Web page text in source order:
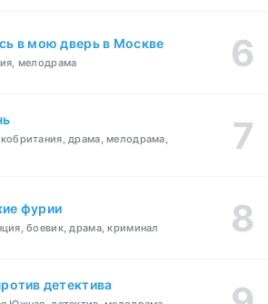
в мою дверь в Москве
мелодрама
драма, мелодрама,
фурии
боевик, драма, криминал
детектива